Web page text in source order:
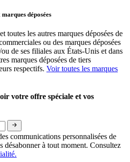
déposées
toutes les autres marques déposées de
ou des marques déposées
de ses filiales aux États-Unis et dans
marques déposées de tiers
respectifs. Voir toutes les marques
votre offre spéciale et vos
communications personnalisées de
désabonner à tout moment. Consultez